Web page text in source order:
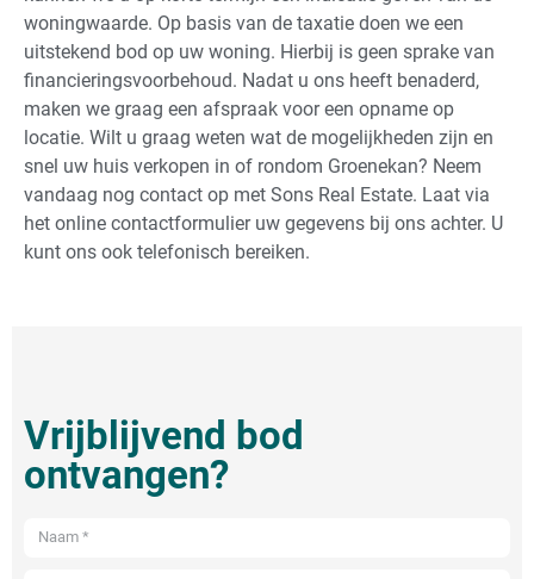
woningwaarde. Op basis van de taxatie doen we een
uitstekend bod op uw woning. Hierbij is geen sprake van
financieringsvoorbehoud. Nadat u ons heeft benaderd,
maken we graag een afspraak voor een opname op
locatie. Wilt u graag weten wat de mogelijkheden zijn en
snel uw huis verkopen in of rondom Groenekan? Neem
vandaag nog contact op met Sons Real Estate. Laat via
het online contactformulier uw gegevens bij ons achter. U
kunt ons ook telefonisch bereiken.
Vrijblijvend bod
ontvangen?